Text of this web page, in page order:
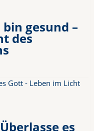
gesund –
des
es